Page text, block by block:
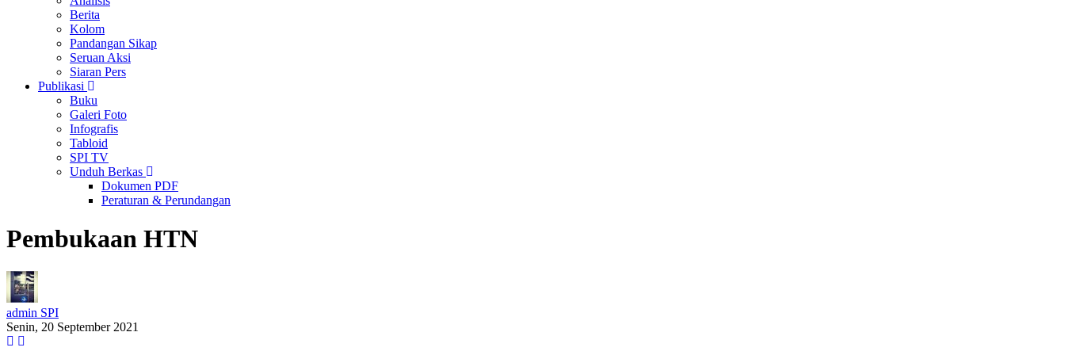
Berita
Kolom
Pandangan Sikap
Seruan Aksi
Siaran Pers
Publikasi
Buku
Galeri Foto
Infografis
Tabloid
SPI TV
Unduh Berkas
Dokumen PDF
Peraturan & Perundangan
Pembukaan HTN
admin SPI
Senin, 20 September 2021